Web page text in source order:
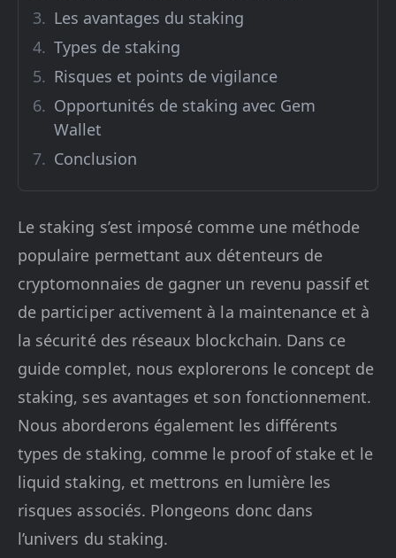
Les avantages du staking
Types de staking
Risques et points de vigilance
Opportunités de staking avec Gem
Wallet
Conclusion
Le staking s’est imposé comme une méthode
populaire permettant aux détenteurs de
cryptomonnaies de gagner un revenu passif et
de participer activement à la maintenance et à
la sécurité des réseaux blockchain. Dans ce
guide complet, nous explorerons le concept de
staking, ses avantages et son fonctionnement.
Nous aborderons également les différents
types de staking, comme le proof of stake et le
liquid staking, et mettrons en lumière les
risques associés. Plongeons donc dans
l’univers du staking.